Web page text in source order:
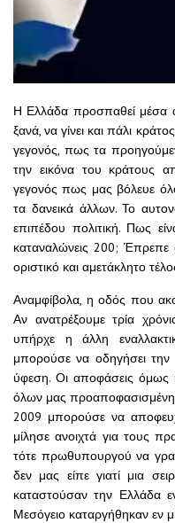
Η Ελλάδα προσπαθεί μέσα
ξανά, να γίνει και πάλι
γεγονός, πως τα
την εικόνα του κράτους
γεγονός πως μας βόλευε
τα δανεικά άλλων. Το
επιπέδου πολιτική. Πως
καταναλώνεις 200;
οριστικό και αμετάκλητο
Αναμφίβολα, η οδός που
Αν ανατρέξουμε τρία
υπήρχε η άλλη
μπορούσε να οδηγήσει
ύφεση. Οι αποφάσεις όμως
όλων μας
2009 μπορούσε να
μίλησε ανοιχτά για τους
τότε πρωθυπουργού να
δεν μας είπε γιατί μια
καταστούσαν την Ελλάδα
Μεσόγειο καταργήθηκαν εν